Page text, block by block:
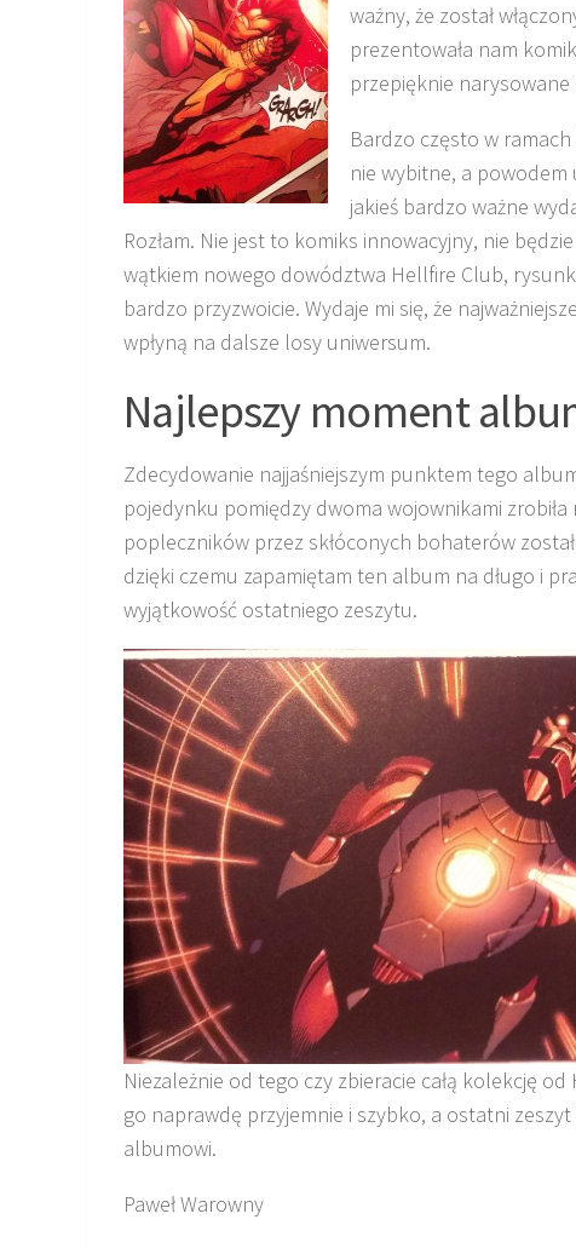
ważny, że został
prezentowała nam
przepięknie
Bardzo często w
nie wybitne, a powodem
jakieś bardzo ważne
Rozłam. Nie jest to komiks innowacyjny, nie
wątkiem nowego dowództwa Hellfire Club,
bardzo przyzwoicie. Wydaje mi się, że
wpłyną na dalsze losy uniwersum.
Najlepszy moment
Zdecydowanie najjaśniejszym punktem tego
pojedynku pomiędzy dwoma wojownikami
popleczników przez skłóconych bohaterów
dzięki czemu zapamiętam ten album na długo i
wyjątkowość ostatniego zeszytu.
Niezależnie od tego czy zbieracie całą kolekcję
go naprawdę przyjemnie i szybko, a ostatni
albumowi.
Paweł Warowny